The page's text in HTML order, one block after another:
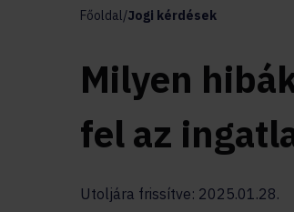
Főoldal/Jogi kérdések
Milyen
fel az
Utoljára frissítve: 2025.01.28.